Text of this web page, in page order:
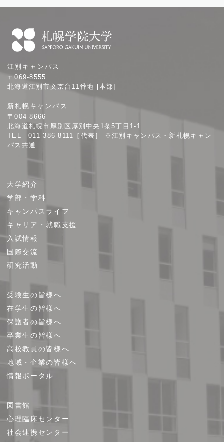
幌
学
大
学
江別キャンパス
〒069-8555
北海道江別市文京台11番地 [本部]
新札幌キャンパス
〒004-8666
北海道札幌市厚別区厚別中央1条5丁目1-1
TEL 011-386-8111［代表］ ※江別キャンパス・新札幌キャン
パス共通
ト
プ
大学紹介
学部・学科
キャンパスライフ
キャリア・就職支援
入試情報
国際交流
研究活動
受験生の皆様へ
在学生の皆様へ
保護者の皆様へ
卒業生の皆様へ
高校教員の皆様へ
地域・企業の皆様へ
情報ポータル
図書館
心理臨床センター
社会連携センター